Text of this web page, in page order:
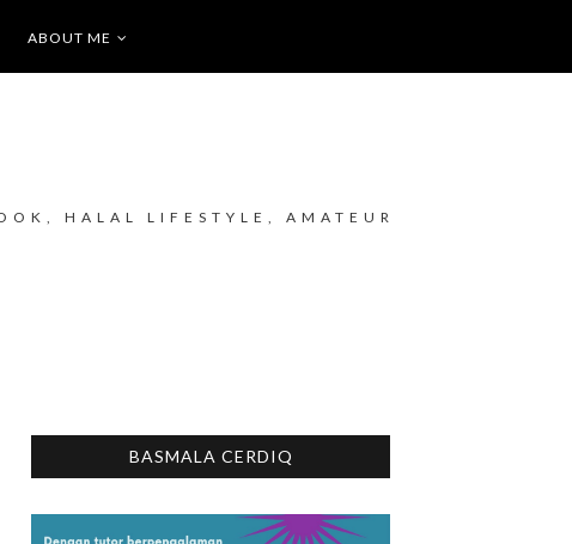
ABOUT ME
HALAL LIFESTYLE, AMATEUR
BASMALA CERDIQ